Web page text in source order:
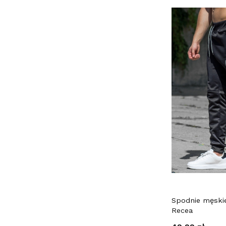
Spodnie
Recea